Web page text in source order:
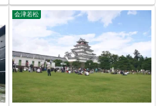
会津若松